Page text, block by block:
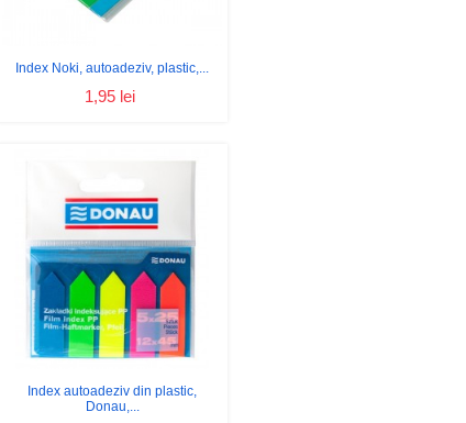
Index Noki, autoadeziv, plastic,...
1,95 lei
Index autoadeziv din plastic,
Donau,...